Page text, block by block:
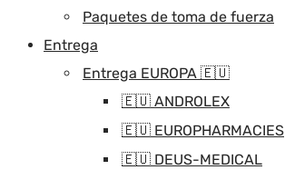
Paquetes de toma de fuerza
Entrega
Entrega EUROPA 🇪🇺
🇪🇺 ANDROLEX
🇪🇺 EUROPHARMACIES
🇪🇺 DEUS-MEDICAL